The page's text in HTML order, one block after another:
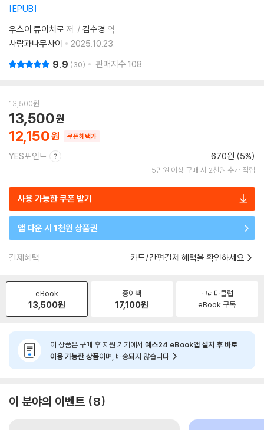
EPUB
우스이 류이치로 저 김수경 역
사람과나무사이
2025.10.23.
9.9 30 판매지수 108
13,500원
12,150
13,500
쿠폰혜택가
YES포인트 670원 (5%)
5만원 이상 구매 시 2천원 추가 적립
사용 가능한 쿠폰 받기
앱 다운 시 1천원 상품권
결제혜택 카드/간편결제 혜택을 확인하세요
eBook
13,500원
종이책
17,100원
크레마클럽
eBook 구독
이 상품은 구매 후 지원 기기에서 예스24 eBook앱 설치 후 바로
이용 가능한 상품이며, 배송되지 않습니다.
이 분야의 이벤트 8